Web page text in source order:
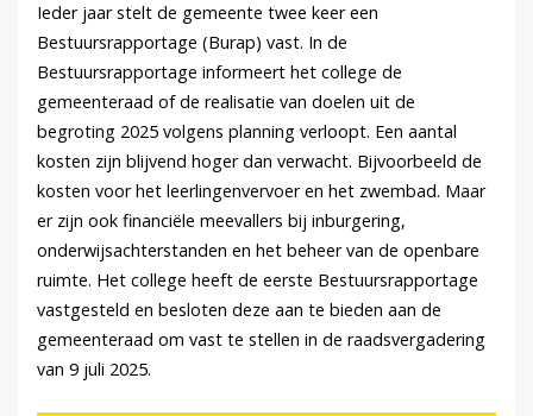
Ieder jaar stelt de gemeente twee keer een
Bestuursrapportage (Burap) vast. In de
Bestuursrapportage informeert het college de
gemeenteraad of de realisatie van doelen uit de
begroting 2025 volgens planning verloopt. Een aantal
kosten zijn blijvend hoger dan verwacht. Bijvoorbeeld de
kosten voor het leerlingenvervoer en het zwembad. Maar
er zijn ook financiële meevallers bij inburgering,
onderwijsachterstanden en het beheer van de openbare
ruimte. Het college heeft de eerste Bestuursrapportage
vastgesteld en besloten deze aan te bieden aan de
gemeenteraad om vast te stellen in de raadsvergadering
van 9 juli 2025.